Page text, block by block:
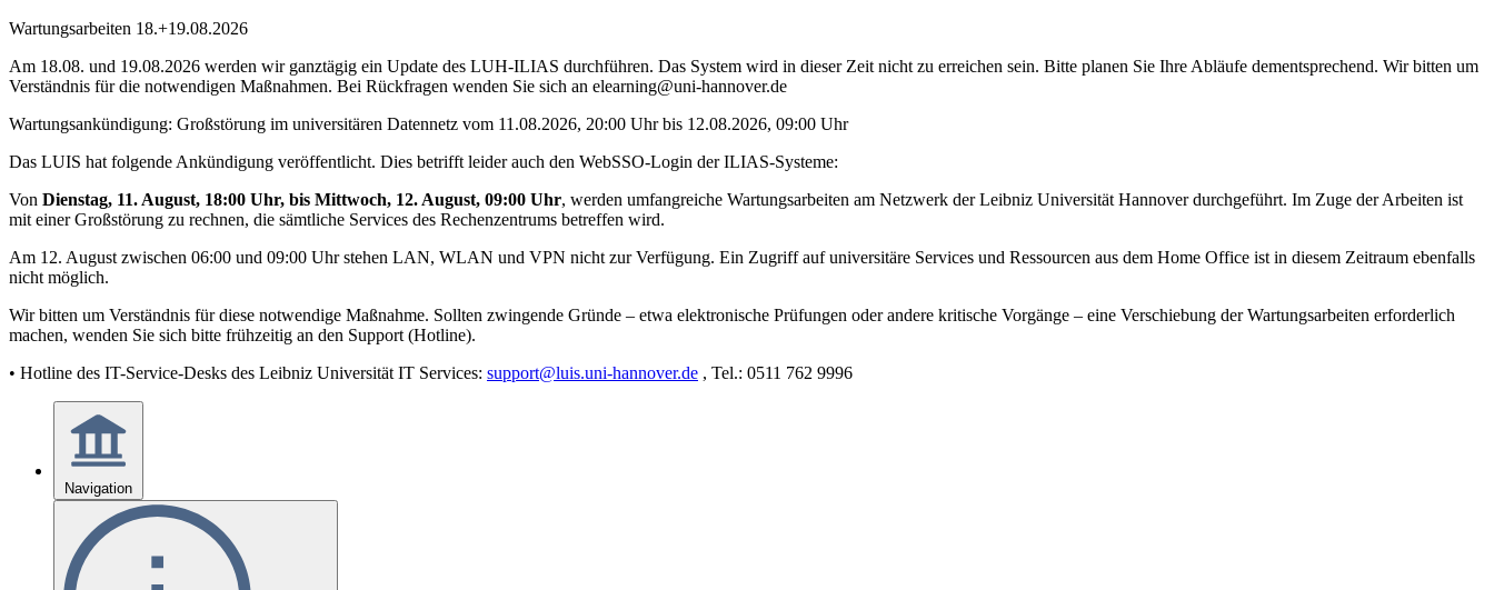
Wartungsarbeiten 18.+19.08.2026
Am 18.08. und 19.08.2026 werden wir ganztägig ein Update des LUH-ILIAS durchführen. Das System wird in dieser Zeit nicht zu erreichen sein. Bitte planen Sie Ihre Abläufe dementsprechend. Wir bitten um
Verständnis für die notwendigen Maßnahmen. Bei Rückfragen wenden Sie sich an elearning@uni-hannover.de
Wartungsankündigung: Großstörung im universitären Datennetz vom 11.08.2026, 20:00 Uhr bis 12.08.2026, 09:00 Uhr
Das LUIS hat folgende Ankündigung veröffentlicht. Dies betrifft leider auch den WebSSO-Login der ILIAS-Systeme:
Von Dienstag, 11. August, 18:00 Uhr, bis Mittwoch, 12. August, 09:00 Uhr, werden umfangreiche Wartungsarbeiten am Netzwerk der Leibniz Universität Hannover durchgeführt. Im Zuge der Arbeiten ist
mit einer Großstörung zu rechnen, die sämtliche Services des Rechenzentrums betreffen wird.
Am 12. August zwischen 06:00 und 09:00 Uhr stehen LAN, WLAN und VPN nicht zur Verfügung. Ein Zugriff auf universitäre Services und Ressourcen aus dem Home Office ist in diesem Zeitraum ebenfalls
nicht möglich.
Wir bitten um Verständnis für diese notwendige Maßnahme. Sollten zwingende Gründe – etwa elektronische Prüfungen oder andere kritische Vorgänge – eine Verschiebung der Wartungsarbeiten erforderlich
machen, wenden Sie sich bitte frühzeitig an den Support (Hotline).
• Hotline des IT-Service-Desks des Leibniz Universität IT Services: support@luis.uni-hannover.de , Tel.: 0511 762 9996
Navigation